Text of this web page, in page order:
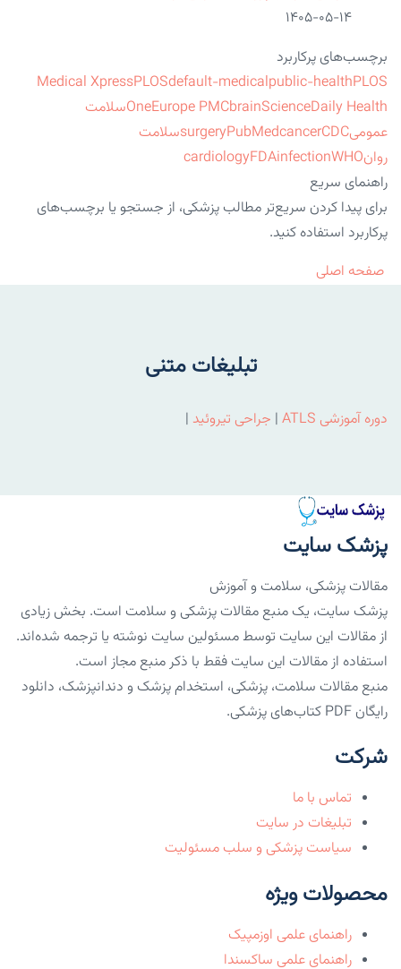
۱۴۰۵-۰۵-۱۴
برچسب‌های پرکاربرد
Medical XpressPLOSdefault-medicalpublic-healthPLOS
OneEurope PMCbrainScienceDaily Health
سلامت
عمومی
surgeryPubMedcancerCDC
سلامت
روان
cardiologyFDAinfectionWHO
راهنمای سریع
برای پیدا کردن سریع‌تر مطالب پزشکی، از جستجو یا برچسب‌های
پرکاربرد استفاده کنید.
صفحه اصلی
تبلیغات متنی
دوره آموزشی ATLS | جراحی تیروئید |
پزشک سایت
مقالات پزشکی، سلامت و آموزش
پزشک سایت، یک منبع مقالات پزشکی و سلامت است. بخش زیادی
از مقالات این سایت توسط مسئولین سایت نوشته یا ترجمه شده‌اند.
استفاده از مقالات این سایت فقط با ذکر منبع مجاز است.
منبع مقالات سلامت، پزشکی، استخدام پزشک و دندانپزشک، دانلود
رایگان PDF کتاب‌های پزشکی.
شرکت
تماس با ما
تبلیغات در سایت
سیاست پزشکی و سلب مسئولیت
محصولات ویژه
راهنمای علمی اوزمپیک
راهنمای علمی ساکسندا